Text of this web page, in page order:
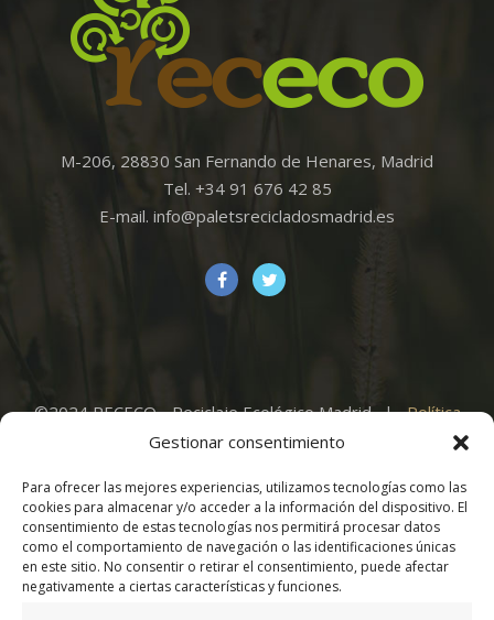
Gestionar consentimiento
Para ofrecer las mejores experiencias, utilizamos tecnologías como las
cookies para almacenar y/o acceder a la información del dispositivo. El
consentimiento de estas tecnologías nos permitirá procesar datos
como el comportamiento de navegación o las identificaciones únicas
en este sitio. No consentir o retirar el consentimiento, puede afectar
negativamente a ciertas características y funciones.
M-206, 28830 San Fernando de Henares, Madrid
Tel. +34 91 676 42 85
E-mail. info@paletsrecicladosmadrid.es
©2024 RECECO - Reciclaje Ecológico Madrid. |Política
|Aviso Legal|Política de Cookies |